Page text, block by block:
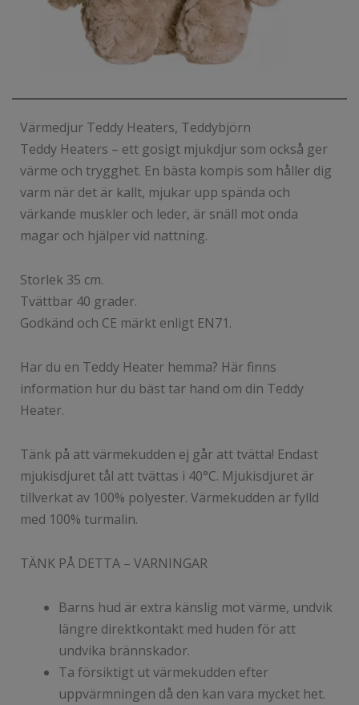
Värmedjur Teddy Heaters, Teddybjörn
Teddy Heaters – ett gosigt mjukdjur som också ger
värme och trygghet. En bästa kompis som håller dig
varm när det är kallt, mjukar upp spända och
värkande muskler och leder, är snäll mot onda
magar och hjälper vid nattning.
Storlek 35 cm.
Tvättbar 40 grader.
Godkänd och CE märkt enligt EN71.
Har du en Teddy Heater hemma? Här finns
information hur du bäst tar hand om din Teddy
Heater.
Tänk på att värmekudden ej går att tvätta! Endast
mjukisdjuret tål att tvättas i 40°C. Mjukisdjuret är
tillverkat av 100% polyester. Värmekudden är fylld
med 100% turmalin.
TÄNK PÅ DETTA – VARNINGAR
Barns hud är extra känslig mot värme, undvik
längre direktkontakt med huden för att
undvika brännskador.
Ta försiktigt ut värmekudden efter
uppvärmningen då den kan vara mycket het.